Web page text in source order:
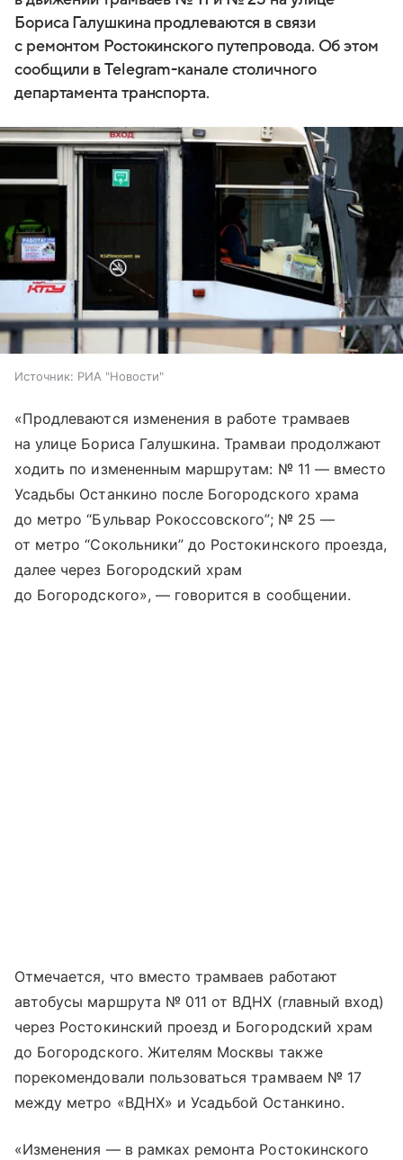
Бориса Галушкина продлеваются в связи
с ремонтом Ростокинского путепровода. Об этом
сообщили в Telegram-канале столичного
департамента транспорта.
Источник: РИА "Новости"
«Продлеваются изменения в работе трамваев
на улице Бориса Галушкина. Трамваи продолжают
ходить по измененным маршрутам: № 11 — вместо
Усадьбы Останкино после Богородского храма
до метро “Бульвар Рокоссовского”; № 25 —
от метро “Сокольники” до Ростокинского проезда,
далее через Богородский храм
до Богородского», — говорится в сообщении.
Отмечается, что вместо трамваев работают
автобусы маршрута № 011 от ВДНХ (главный вход)
через Ростокинский проезд и Богородский храм
до Богородского. Жителям Москвы также
порекомендовали пользоваться трамваем № 17
между метро «ВДНХ» и Усадьбой Останкино.
«Изменения — в рамках ремонта Ростокинского